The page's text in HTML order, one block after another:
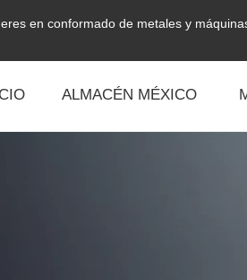
en conformado de metales y
ALMACÉN MÉXICO